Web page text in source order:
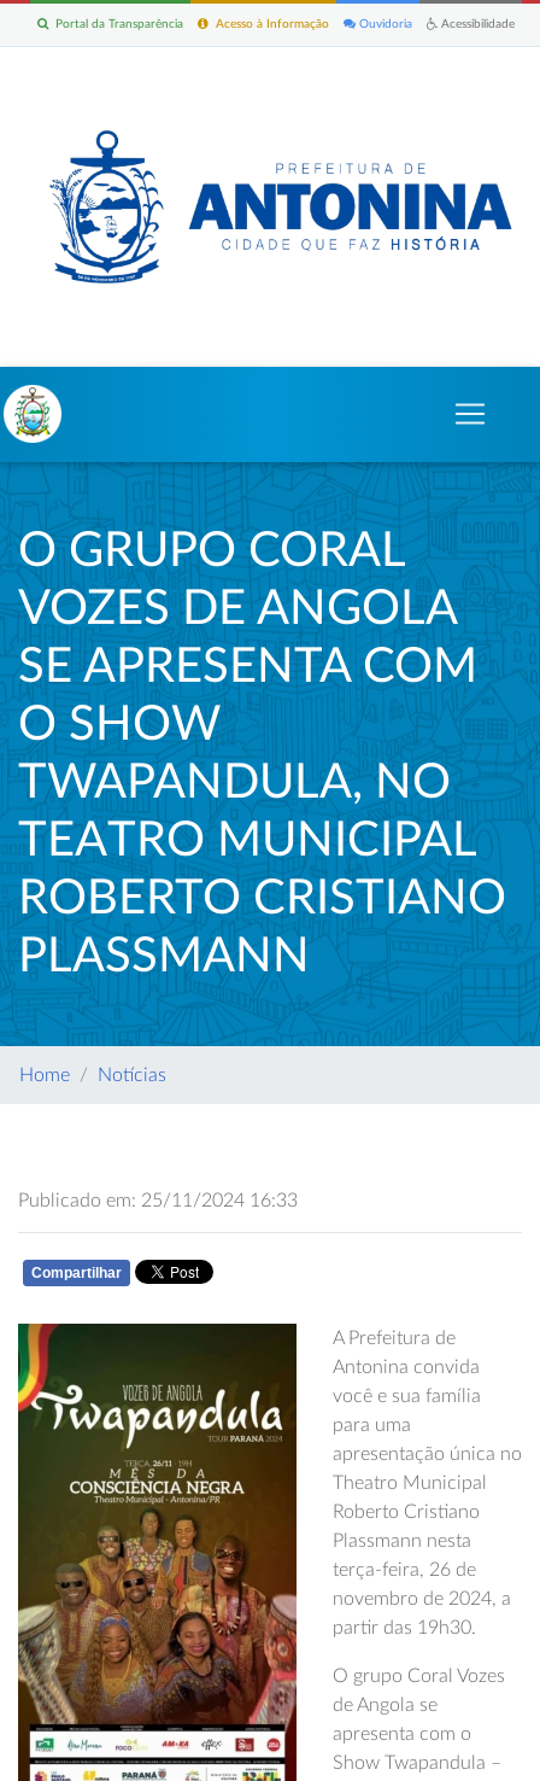
Acessibilidade
Ouvidoria
Acesso à Informação
Portal da Transparência
O GRUPO CORAL
VOZES DE ANGOLA
SE APRESENTA COM
O SHOW
TWAPANDULA, NO
TEATRO MUNICIPAL
ROBERTO CRISTIANO
PLASSMANN
Home Notícias
Publicado em: 25/11/2024 16:33
Compartilhar
A Prefeitura de
Antonina convida
você e sua família
para uma
apresentação única no
Theatro Municipal
Roberto Cristiano
Plassmann nesta
terça-feira, 26 de
novembro de 2024, a
partir das 19h30.
O grupo Coral Vozes
de Angola se
apresenta com o
Show Twapandula –